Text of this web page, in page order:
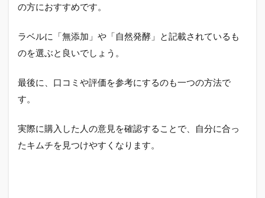
の方におすすめです。
ラベルに「無添加」や「自然発酵」と記載されているも
のを選ぶと良いでしょう。
最後に、口コミや評価を参考にするのも一つの方法で
す。
実際に購入した人の意見を確認することで、自分に合っ
たキムチを見つけやすくなります。